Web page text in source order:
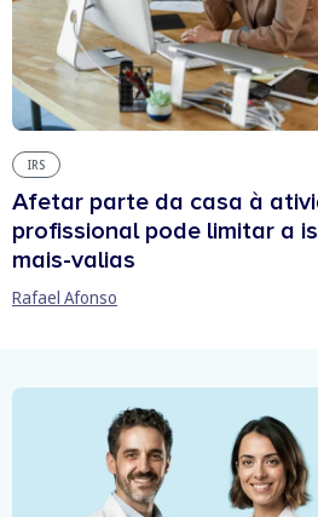
IRS
Afetar parte da casa à
profissional pode limitar a
mais-valias
Rafael Afonso